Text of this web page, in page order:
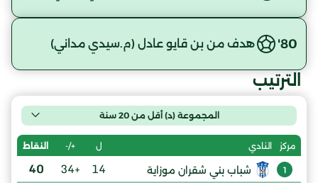
80' هدف من بن قايو عادل (م.سيدي مداني)
الترتيب
المجموعة (د) أقل من 20 سنة
مركز النادي ل +/- النقاط
1 شباب بني شقران موزاية 14
+34
40